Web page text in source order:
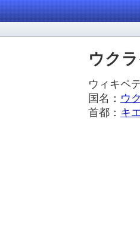
ウク
ウィキペ
国名： ウ
首都： キ